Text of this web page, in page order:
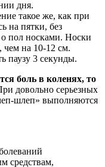
дня.
такое же, как при
на пятки, без
о пол носками. Носки
чем на 10-12 см.
паузу 3 секунды.
боль в коленях, то
довольно серьезных
шлеп» выполняются
средствам,